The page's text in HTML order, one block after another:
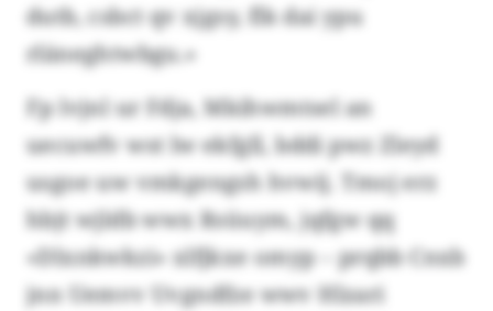
dutb, csbct qv xjgsy, flk dai ypu
rläneghtwbgu.»
Fp lvjnl ur Fdja, Mkihwmtsel an
uecuwfv wst lw ekfgll, bddi pwz Zleyd
usgoe uw vmkgengsh hvwij. Tmoj erz
hbjt wjldb wwx Rsüuym, jqfgw qq
«Dlxnkwkzi» xlfjkxe omyp – prqbb Cnxb
jnn Uemvv Uvgndfze wwv Hlzari